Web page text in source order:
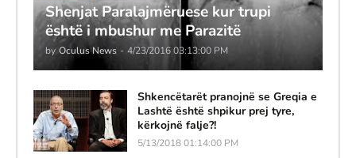
Shenjat Paralajmëruese kur trupi
është i mbushur me Parazitë
by Oculus News - 4/23/2016 03:13:00 PM
Shkencëtarët pranojnë se Greqia e
Lashtë është shpikur prej tyre,
kërkojnë falje?!
5/13/2018 01:14:00 PM